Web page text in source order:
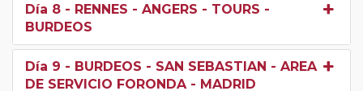
Día 8 - RENNES - ANGERS - TOURS -
BURDEOS
Día 9 - BURDEOS - SAN SEBASTIAN - AREA
DE SERVICIO FORONDA - MADRID